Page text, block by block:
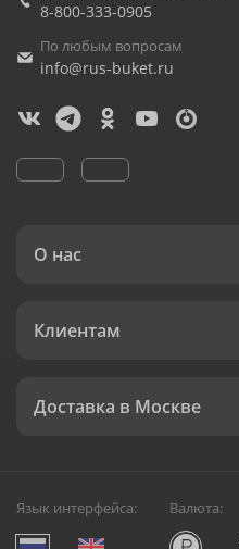
8-800-333-0905
По любым вопросам
info@rus-buket.ru
О нас
Клиентам
Доставка в Москве
Язык интерфейса: Валюта: